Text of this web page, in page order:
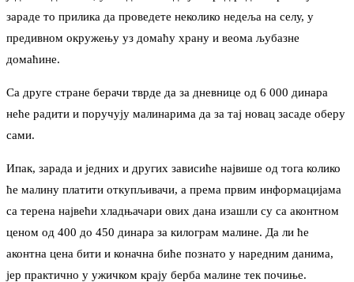
зараде то прилика да проведете неколико недеља на селу, у
предивном окружењу уз домаћу храну и веома љубазне
домаћине.
Са друге стране берачи тврде да за дневнице од 6 000 динара
неће радити и поручују малинарима да за тај новац засаде оберу
сами.
Ипак, зарада и једних и других зависиће највише од тога колико
ће малину платити откупљивачи, а према првим информацијама
са терена највећи хладњачари ових дана изашли су са аконтном
ценом од 400 до 450 динара за килограм малине. Да ли ће
аконтна цена бити и коначна биће познато у наредним данима,
јер практично у ужичком крају берба малине тек почиње.